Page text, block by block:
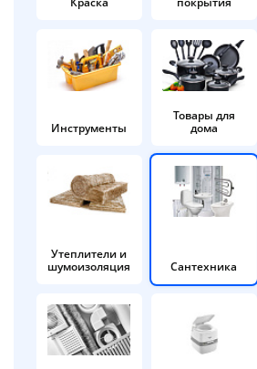
Инструменты
Товары для
дома
Утеплители и
шумоизоляция
Сантехника
в корзину
Оплачивайте сегодня только
25% картой любого банка
Получайте товар
выбранный способом
Оставшиеся
% будут
по25%каждые 2 недели